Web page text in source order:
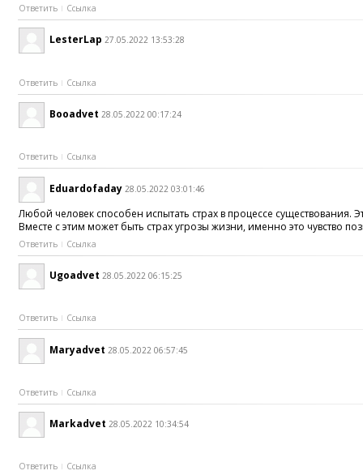
Ответить Ссылка
LesterLap 27.05.2022 13:53:28
Ответить Ссылка
Booadvet 28.05.2022 00:17:24
Ответить Ссылка
Eduardofaday 28.05.2022 03:01:46
Любой человек способен испытать страх в процессе
Вместе с этим может быть страх угрозы жизни, именно это чувство
Ответить Ссылка
Ugoadvet 28.05.2022 06:15:25
Ответить Ссылка
Maryadvet 28.05.2022 06:57:45
Ответить Ссылка
Markadvet 28.05.2022 10:34:54
Ответить Ссылка